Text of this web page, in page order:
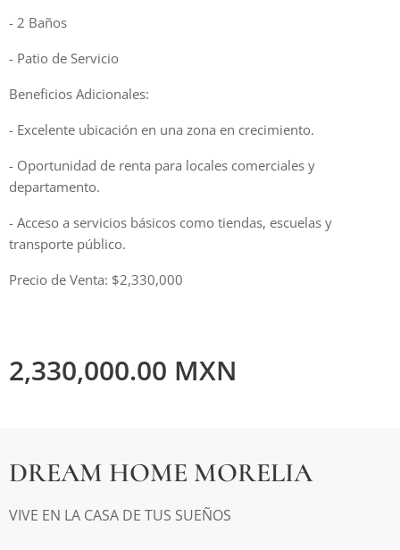
- 2 Baños
- Patio de Servicio
Beneficios Adicionales:
- Excelente ubicación en una zona en crecimiento.
- Oportunidad de renta para locales comerciales y
departamento.
- Acceso a servicios básicos como tiendas, escuelas y
transporte público.
Precio de Venta: $2,330,000
2,330,000.00 MXN
DREAM HOME MORELIA
VIVE EN LA CASA DE TUS SUEÑOS